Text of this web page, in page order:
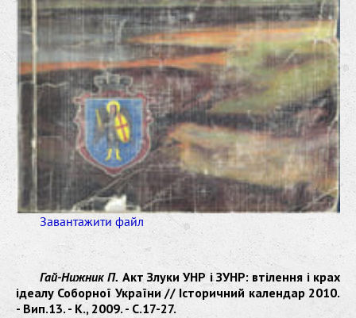
Завантажити файл
Гай-Нижник П. Акт Злуки УНР і ЗУНР: втілення і крах
ідеалу Соборної України // Історичний календар 2010.
- Вип.13. - К., 2009. - С.17-27.